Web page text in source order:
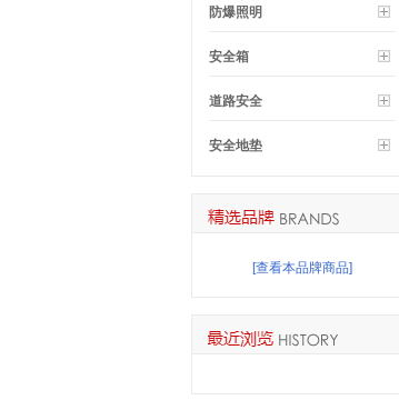
防爆照明
安全箱
道路安全
安全地垫
[查看本品牌商品]